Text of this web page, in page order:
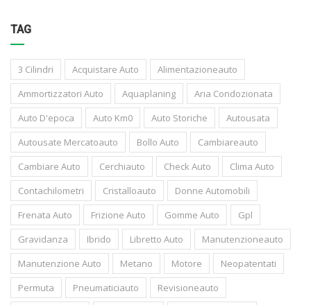
TAG
3 Cilindri Acquistare Auto
Alimentazioneauto
Ammortizzatori Auto
Aquaplaning
Aria Condozionata
Auto D'epoca
Auto Km0 Auto Storiche
Autousata
Autousate Mercatoauto
Bollo Auto
Cambiareauto
Cambiare Auto
Cerchiauto Check Auto
Clima Auto
Contachilometri
Cristalloauto
Donne Automobili
Frenata Auto
Frizione Auto Gomme Auto
Gpl
Gravidanza
Ibrido Libretto Auto
Manutenzioneauto
Manutenzione Auto
Metano Motore
Neopatentati
Permuta
Pneumaticiauto
Revisioneauto